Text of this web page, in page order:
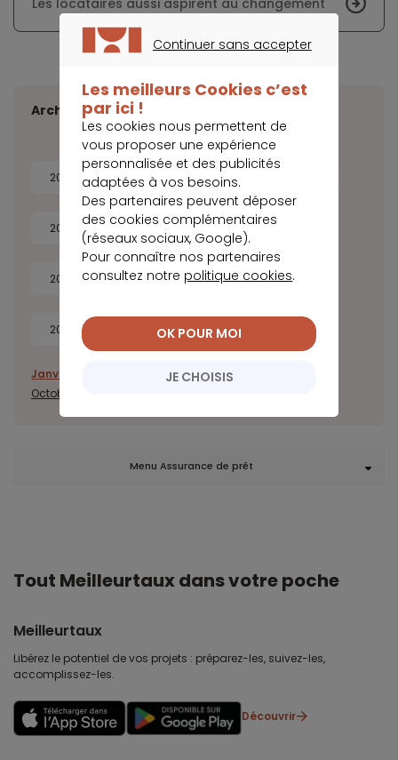
Les locataires aussi aspirent au changement
Archives
2026 2025 2024
2022 2021 2020
2018 2017 2016 2015
2014
Janvier Avril Juillet Août
Octobre
Menu Assurance de prêt
Tout Meilleurtaux dans votre poche
Meilleurtaux
Libérez le potentiel de vos projets : préparez-les, suivez-les,
accomplissez-les.
Découvrir
Continuer sans accepter
Les meilleurs Cookies c’est
par ici !
Les cookies nous permettent de
vous proposer une expérience
personnalisée et des publicités
adaptées à vos besoins.
Des partenaires peuvent déposer
des cookies complémentaires
(réseaux sociaux, Google).
Pour connaître nos partenaires
consultez notre politique cookies.
JE CHOISIS
OK POUR MOI